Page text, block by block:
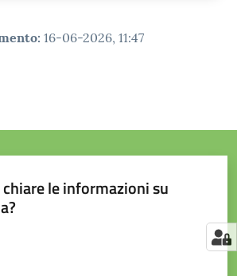
: 16-06-2026, 11:47
le informazioni su